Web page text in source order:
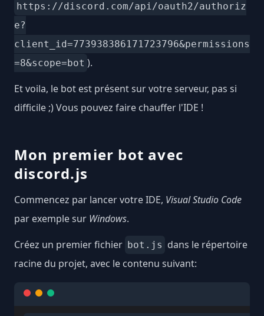
https://discord.com/api/oauth2/authoriz
e?
client_id=773938386171723796&permissions
=8&scope=bot ).
Et voila, le bot est présent sur votre serveur, pas si
difficile ;) Vous pouvez faire chauffer l'IDE !
Mon premier bot avec
discord.js
Commencez par lancer votre IDE, Visual Studio Code
par exemple sur Windows.
Créez un premier fichier bot.js dans le répertoire
racine du projet, avec le contenu suivant: